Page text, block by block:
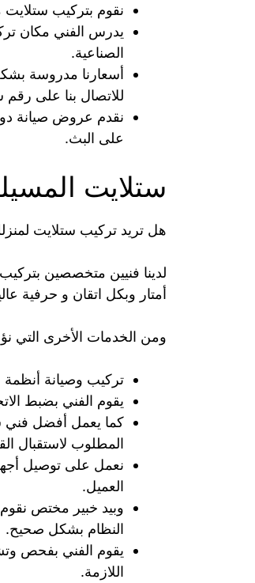
نقوم بتركيب ستلايت
يدرس الفني مكان
الصناعية.
أسعارنا مدروسة
للاتصال بنا على رقم
نقدم عروض صيانة
على البث.
ستلايت
هل تريد تركيب ستلايت
أمتار وبكل اتقان و حرفية
ومن الخدمات الأخرى التي
تركيب وصيانة
يقوم الفني بضبط
كما يعمل أفضل فني
المطلوب لاستقبال
نعمل على توصيل
العميل.
وبيد خبير مختص نقوم
النظام بشكل صحيح.
يقوم الفني بفحص
اللازمة.